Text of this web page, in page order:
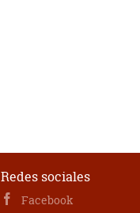
Redes sociales
Facebook